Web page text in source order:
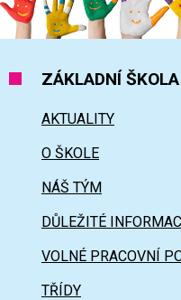
ZÁKLADNÍ ŠKOLA
AKTUALITY
O ŠKOLE
NÁŠ TÝM
DŮLEŽITÉ
VOLNÉ PRACOVNÍ
TŘÍDY